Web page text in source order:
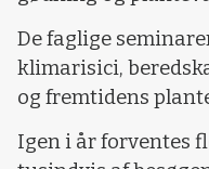
De faglige
klimarisici,
og fremtidens
Igen i år forventes